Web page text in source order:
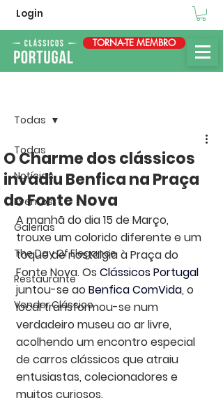
Login
TORNA-TE MEMBRO
Todas
Notícias
Eventos
Galerias
The Day Of Elegance
Restaurante
Vender Clássico
Todas
O Charme dos clássicos
invadiu Benfica na Praça
do Fonte Nova
A manhã do dia 15 de Março,
trouxe um colorido diferente e um
toque de nostalgia à Praça do
Fonte Nova. Os Clássicos Portugal
juntou-se ao Benfica ComVida, o
local transformou-se num
verdadeiro museu ao ar livre,
acolhendo um encontro especial
de carros clássicos que atraiu
entusiastas, colecionadores e
muitos curiosos.